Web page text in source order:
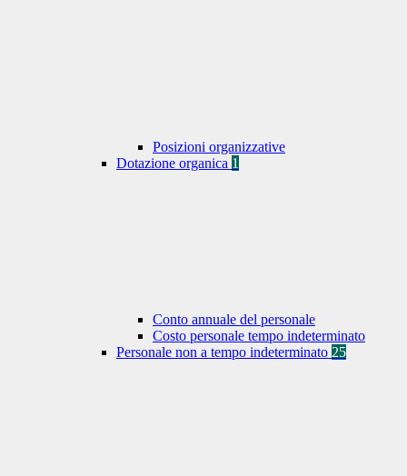
Posizioni organizzative
Dotazione organica 1
Conto annuale del personale
Costo personale tempo indeterminato
Personale non a tempo indeterminato 25